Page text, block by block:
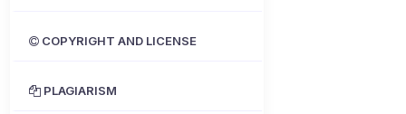
COPYRIGHT AND LICENSE
PLAGIARISM